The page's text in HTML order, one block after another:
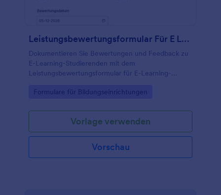
Leistungsbewertungsformular Für E Learning Studierende
Dokumentieren Sie Bewertungen und Feedback zu
E-Learning-Studierenden mit dem
Leistungsbewertungsformular für E-Learning-
Akademien und Weiterbildungsprogramme.
Go to Category:
Formulare für Bildungseinrichtungen
Vorlage verwenden
Vorschau